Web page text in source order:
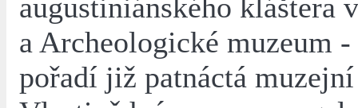
augustiniánského kláštera
a Archeologické muzeum
pořadí již patnáctá